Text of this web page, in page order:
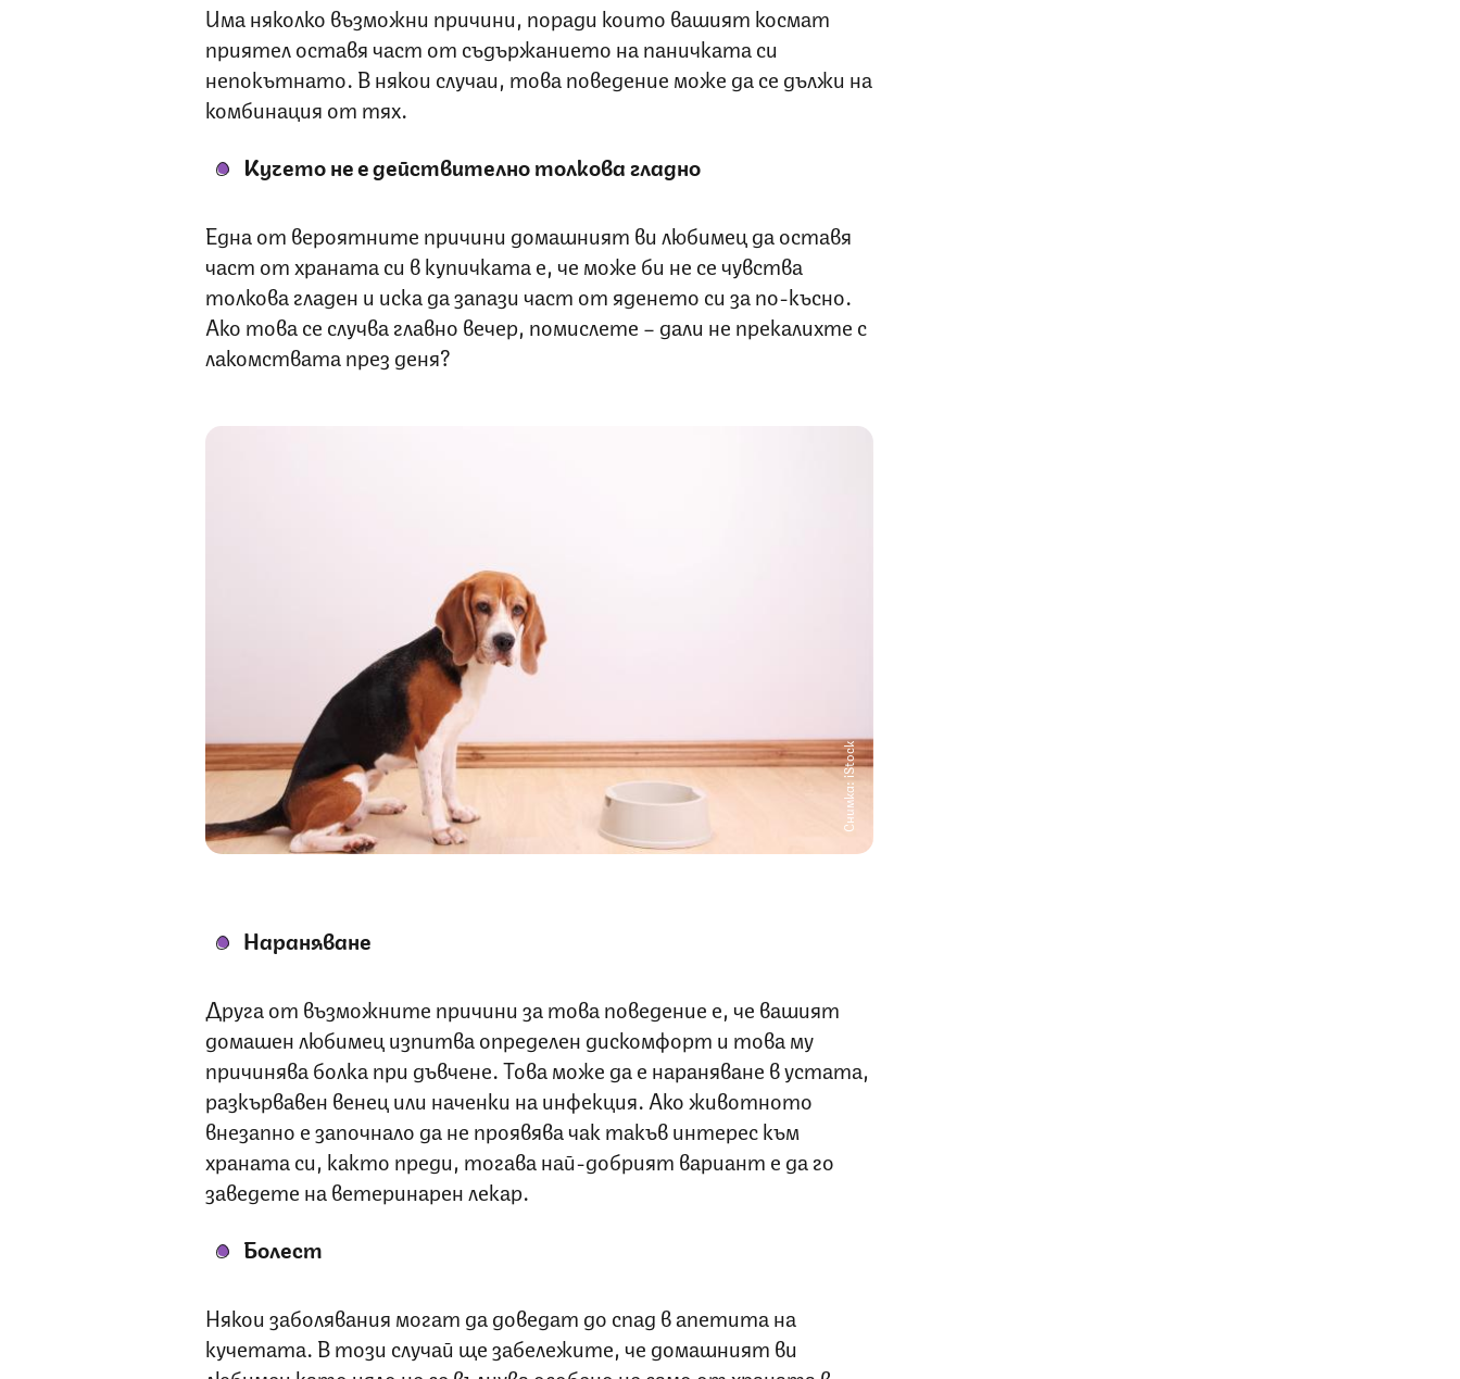
Има няколко възможни причини, поради които вашият космат
приятел оставя част от съдържанието на паничката си
непокътнато. В някои случаи, това поведение може да се дължи на
комбинация от тях.
Кучето не е действително толкова гладно
Една от вероятните причини домашният ви любимец да оставя
част от храната си в купичката е, че може би не се чувства
толкова гладен и иска да запази част от яденето си за по-късно.
Ако това се случва главно вечер, помислете – дали не прекалихте с
лакомствата през деня?
Снимка: iStock
Нараняване
Друга от възможните причини за това поведение е, че вашият
домашен любимец изпитва определен дискомфорт и това му
причинява болка при дъвчене. Това може да е нараняване в устата,
разкървавен венец или наченки на инфекция. Ако животното
внезапно е започнало да не проявява чак такъв интерес към
храната си, както преди, тогава най-добрият вариант е да го
заведете на ветеринарен лекар.
Болест
Някои заболявания могат да доведат до спад в апетита на
кучетата. В този случай ще забележите, че домашният ви